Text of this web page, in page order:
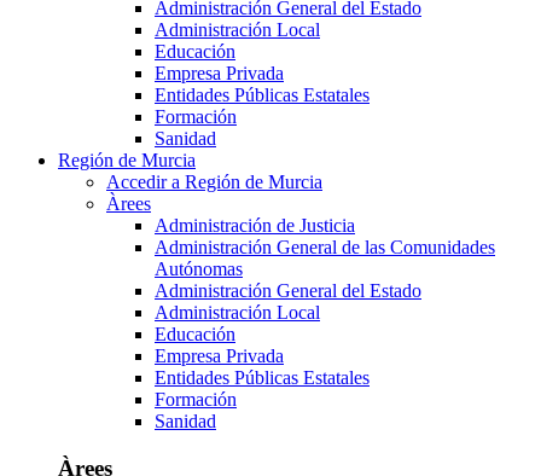
Administración General del Estado
Administración Local
Educación
Empresa Privada
Entidades Públicas Estatales
Formación
Sanidad
Región de Murcia
Accedir a Región de Murcia
Àrees
Administración de Justicia
Administración General de las Comunidades
Autónomas
Administración General del Estado
Administración Local
Educación
Empresa Privada
Entidades Públicas Estatales
Formación
Sanidad
Àrees